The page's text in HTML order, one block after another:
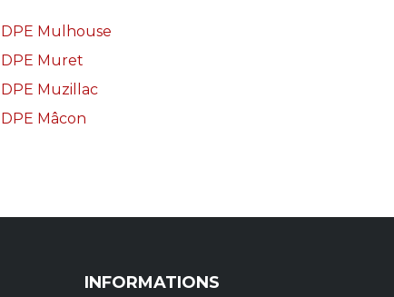
DPE Mulhouse
DPE Muret
DPE Muzillac
DPE Mâcon
INFORMATIONS